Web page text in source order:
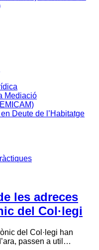
Mediació
Deute de l’Habitatge
les adreces
del Col·legi
del Col·legi han
passen a util…